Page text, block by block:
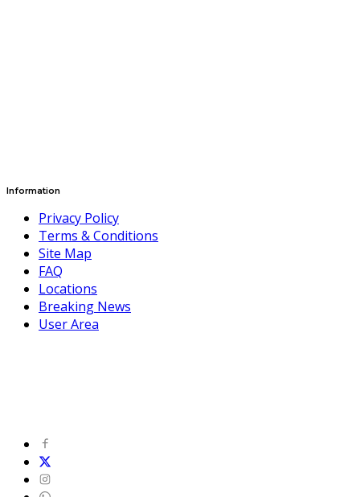
Information
Privacy Policy
Terms & Conditions
Site Map
FAQ
Locations
Breaking News
User Area